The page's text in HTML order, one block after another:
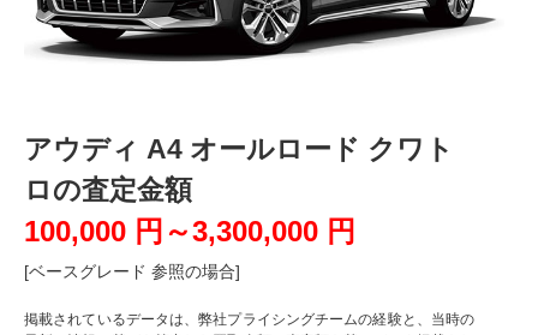
アウディ A4 オールロード クワト
ロの査定金額
100,000 円～3,300,000 円
[ベースグレード 参照の場合]
掲載されているデータは、弊社プライシングチームの経験と、当時の